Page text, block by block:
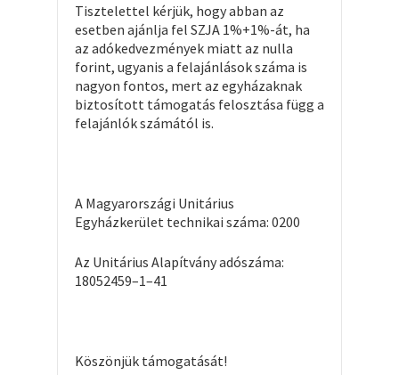
Tisztelettel kérjük, hogy abban az
esetben ajánlja fel SZJA 1%+1%-át, ha
az adókedvezmények miatt az nulla
forint, ugyanis a felajánlások száma is
nagyon fontos, mert az egyházaknak
biztosított támogatás felosztása függ a
felajánlók számától is.
A Magyarországi Unitárius
Egyházkerület technikai száma: 0200
Az Unitárius Alapítvány adószáma:
18052459–1–41
Köszönjük támogatását!